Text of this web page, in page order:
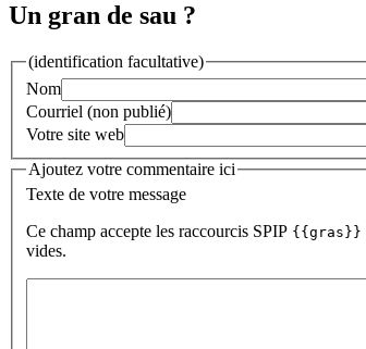
Un gran de sau ?
(identification facultative)
Nom
Courriel (non publié)
Votre site web
Ajoutez votre commentaire ici
Texte de votre message
Ce champ accepte les raccourcis SPIP {{gras}}
vides.